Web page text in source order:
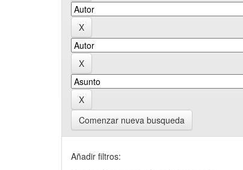
Comenzar nueva busqueda
Añadir filtros: